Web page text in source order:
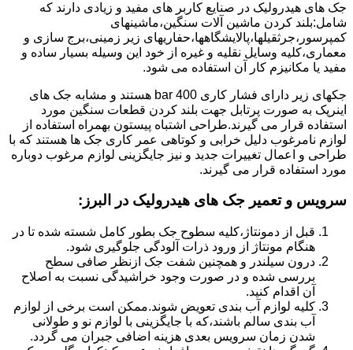
جک های هیدرولیک در صنایع کاربر های مفید و زیادی دارند که
شامل:بلند کردن ماشین آلات سنگین،ماشینهای
کمپرسور،جرثقیلها،پالایشگاهها،حفاریهای زیر زمینی،برج سازی و
معماری،کلیه وسایل نقلیه و غیره از خود این وسیله بسیار ساده و
مفید یا مکانیزم کار آن استفاده می شود.
جکهای زیر دارای فشار کاری 400 bar هستند و مشابه جک های
اینرپک به صورت پرتابل جهت بلند کردن قطعات سنگین مورد
استفاده قرار می گیرند.طراحی اشتباه پیستون بهمراه استفاده از
لوازم نامرغوب دلیل خرابی و کوتاهی عمر کاری جک ها هستند که با
طراحی و اعمال تغییرات جدید و نیز جایگزینی لوازم مرغوب دوباره
مورد استفاده قرار می گیرند.
سرویس و تعمیر جک های هیدرولیک در البرز :
قبل از دمونتاژ،کلیه سطوح جک بطور کامل شسته شده تا در
هنگام مونتاژ از ورود ذرات آلودگی جلوگیری شود.
درون سیلندر و همچنین شفت جک ازنظر صافی سطح
بررسی شده و در صورت وجود خراشیدگی نسبت به اصلاح
آن اقدام کنید.
کلیه لوازم آب بندی تعویض شوند.ممکن است برخی از لوازم
آب بندی سالم باشند،که با جایگزینی با لوازم نو و طولانی
شدن زمان سرویس بعدی هزینه اضافی جبران می گردد.